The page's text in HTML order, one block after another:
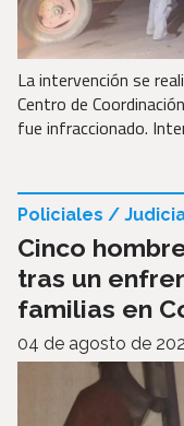
La intervención se
Centro de
fue infraccionado.
Cinco
tras un
familias en
Policiales /
04 de agosto de